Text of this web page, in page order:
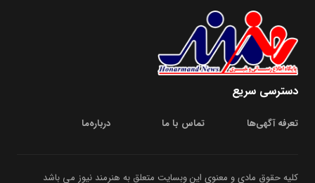
دسترسی سریع
تعرفه آگهی‌ها تماس با ما درباره‌‌ما
کلیه حقوق مادی و معنوی این وبسایت متعلق به هنرمند نیوز می باشد